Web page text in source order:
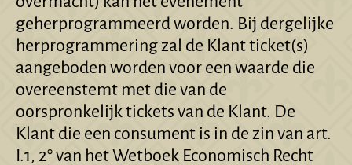
geherprogrammeerd worden. Bij dergelijke
herprogrammering zal de Klant ticket(s)
aangeboden worden voor een waarde die
overeenstemt met die van de
oorspronkelijk tickets van de Klant. De
Klant die een consument is in de zin van art.
I.1, 2° van het Wetboek Economisch Recht